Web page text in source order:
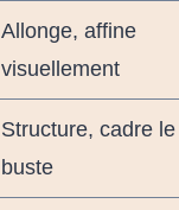
Allonge, affine
visuellement
Structure, cadre le
buste